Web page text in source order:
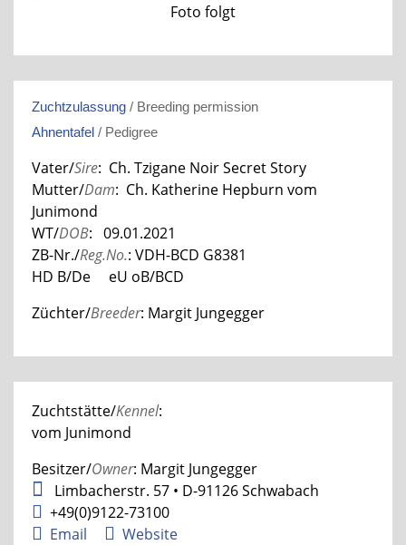
Foto folgt
Zuchtzulassung / Breeding permission
Ahnentafel / Pedigree
Vater/Sire: Ch. Tzigane Noir Secret Story
Mutter/Dam: Ch. Katherine Hepburn vom
Junimond
WT/DOB: 09.01.2021
ZB-Nr./Reg.No.: VDH-BCD G8381
HD B/De eU oB/BCD
Züchter/Breeder: Margit Jungegger
Zuchtstätte/Kennel:
vom Junimond
Besitzer/Owner: Margit Jungegger
Limbacherstr. 57 • D-91126 Schwabach
+49(0)9122-73100
Email
Website